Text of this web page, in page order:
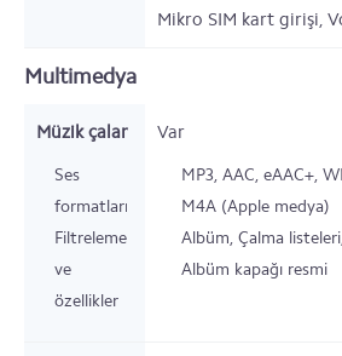
Mikro SIM kart girişi,
Multimedya
Müzik çalar Var
Ses
formatları
MP3, AAC, eAAC+,
M4A (Apple medya)
Filtreleme
ve
özellikler
Albüm, Çalma
Albüm kapağı resmi